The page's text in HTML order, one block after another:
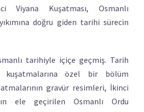
Viyana Kuşatması, Osmanlı
doğru giden tarihi sürecin
tarihiyle içiçe geçmiş. Tarih
kuşatmalarına özel bir bölüm
gravür resimleri, İkinci
ele geçirilen Osmanlı Ordu